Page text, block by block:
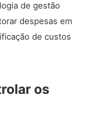
de gestão
despesas em
de custos
os